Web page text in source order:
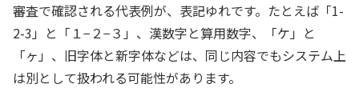
審査で確認される代表例が、表記ゆれです。たとえば「1-
2-3」と「１−２−３」、漢数字と算用数字、「ケ」と
「ヶ」、旧字体と新字体などは、同じ内容でもシステム上
は別として扱われる可能性があります。